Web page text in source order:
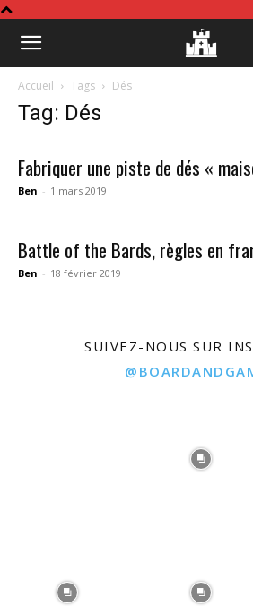
Board
Gamer
Accueil Tags Dés
Tag: Dés
Fabriquer une piste de dés «
Ben - 1 mars 2019
Battle of the Bards, règles en
Ben - 18 février 2019
SUIVEZ-NOUS SUR